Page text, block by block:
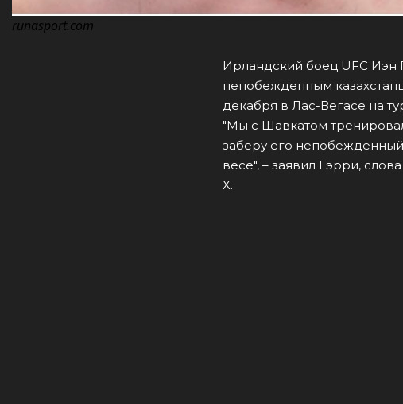
runasport.com
Ирландский боец UFC Иэн
непобежденным
декабря в Лас-Вегасе на
"Мы с Шавкатом
заберу его
весе", – заявил Гэрри,
Х.